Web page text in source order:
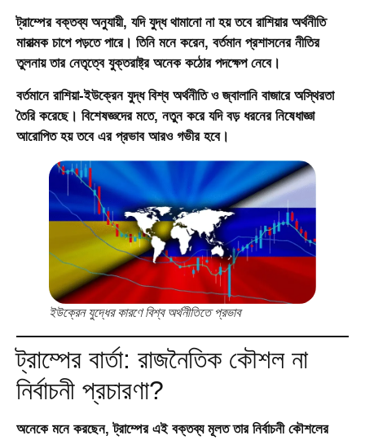
ট্রাম্পের বক্তব্য অনুযায়ী, যদি যুদ্ধ থামানো না হয় তবে রাশিয়ার অর্থনীতি
মারাত্মক চাপে পড়তে পারে। তিনি মনে করেন, বর্তমান প্রশাসনের নীতির
তুলনায় তার নেতৃত্বে যুক্তরাষ্ট্র অনেক কঠোর পদক্ষেপ নেবে।
বর্তমানে রাশিয়া-ইউক্রেন যুদ্ধ বিশ্ব অর্থনীতি ও জ্বালানি বাজারে অস্থিরতা
তৈরি করেছে। বিশেষজ্ঞদের মতে, নতুন করে যদি বড় ধরনের নিষেধাজ্ঞা
আরোপিত হয় তবে এর প্রভাব আরও গভীর হবে।
ইউক্রেন যুদ্ধের কারণে বিশ্ব অর্থনীতিতে প্রভাব
ট্রাম্পের বার্তা: রাজনৈতিক কৌশল না
নির্বাচনী প্রচারণা?
অনেকে মনে করছেন, ট্রাম্পের এই বক্তব্য মূলত তার নির্বাচনী কৌশলের